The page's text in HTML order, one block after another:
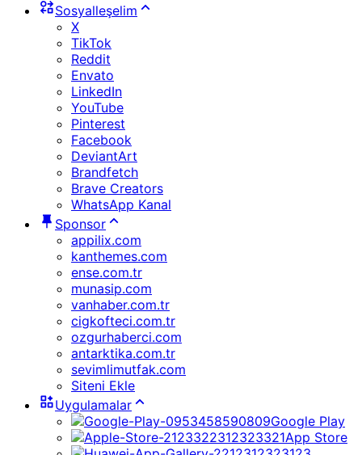
Sosyalleşelim
X
TikTok
Reddit
Envato
LinkedIn
YouTube
Pinterest
Facebook
DeviantArt
Brandfetch
Brave Creators
WhatsApp Kanal
Sponsor
appilix.com
kanthemes.com
ense.com.tr
munasip.com
vanhaber.com.tr
cigkofteci.com.tr
ozgurhaberci.com
antarktika.com.tr
sevimlimutfak.com
Siteni Ekle
Uygulamalar
Google Play
App Store